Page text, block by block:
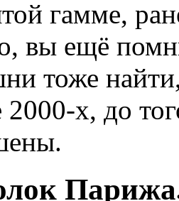
гамме,
вы ещё
тоже
2000-х, до